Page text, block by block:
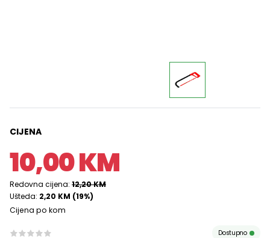
CIJENA
10,00 KM
Redovna cijena: 12,20 KM
Ušteda: 2,20 KM (19%)
Cijena po kom
Dostupno